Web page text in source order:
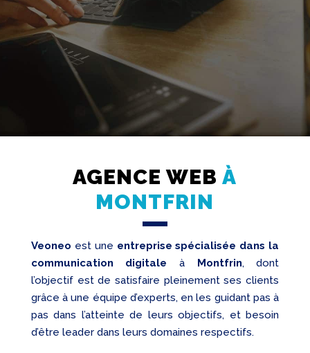
Création
Referencement
Réseaux
sociaux
Audit
AGENCE WEBÀ
MONTFRIN
Veoneo est une entreprise spécialisée dans la
communication digitale à Montfrin, dont
l’objectif est de satisfaire pleinement ses clients
grâce à une équipe d’experts, en les guidant pas à
pas dans l’atteinte de leurs objectifs, et besoin
d’être leader dans leurs domaines respectifs.